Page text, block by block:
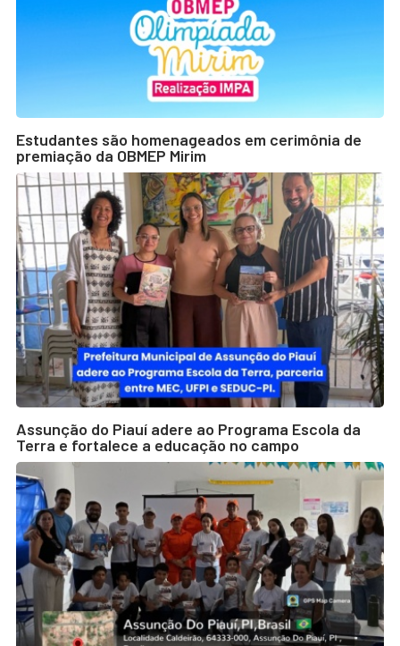
Estudantes são homenageados em cerimônia de
premiação da OBMEP Mirim
Assunção do Piauí adere ao Programa Escola da
Terra e fortalece a educação no campo